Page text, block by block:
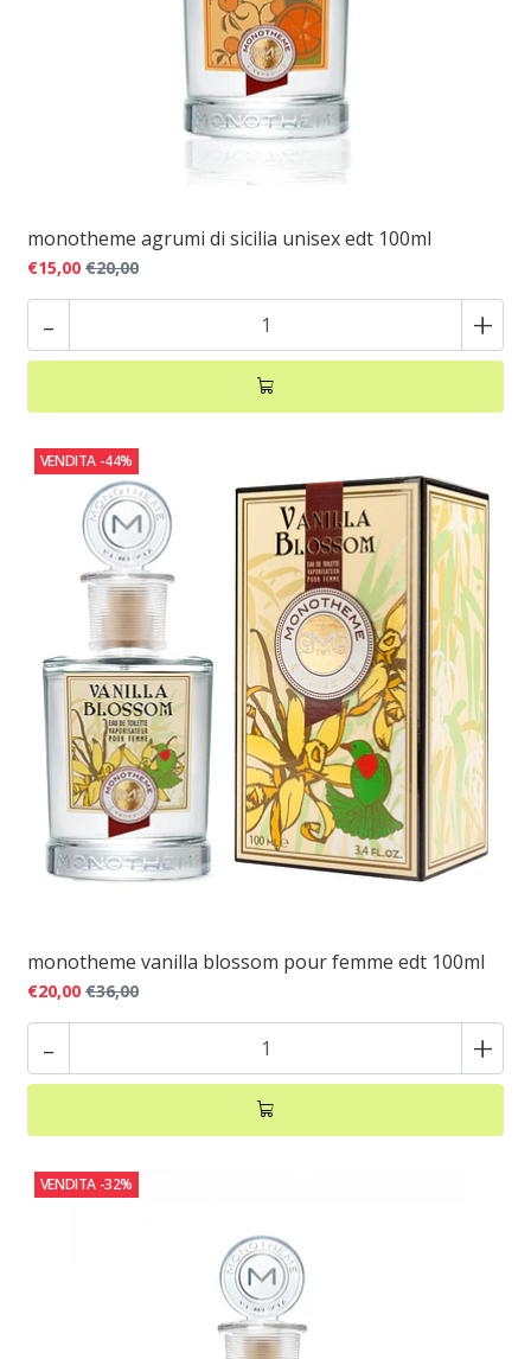
monotheme agrumi di sicilia unisex edt 100ml
€15,00 €20,00
- +
VENDITA -44%
monotheme vanilla blossom pour femme edt 100ml
€20,00 €36,00
- +
VENDITA -32%